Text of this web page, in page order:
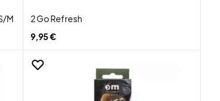
M
2 Go Refresh
9,95 €